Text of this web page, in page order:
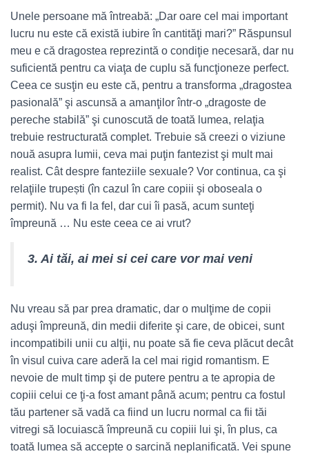
Unele persoane mă întreabă: „Dar oare cel mai important
lucru nu este că există iubire în cantităţi mari?” Răspunsul
meu e că dragostea reprezintă o condiţie necesară, dar nu
suficientă pentru ca viaţa de cuplu să funcţioneze perfect.
Ceea ce susţin eu este că, pentru a transforma „dragostea
pasională” şi ascunsă a amanţilor într-o „dragoste de
pereche stabilă” şi cunoscută de toată lumea, relaţia
trebuie restructurată complet. Trebuie să creezi o viziune
nouă asupra lumii, ceva mai puţin fantezist şi mult mai
realist. Cât despre fanteziile sexuale? Vor continua, ca şi
relaţiile trupești (în cazul în care copiii şi oboseala o
permit). Nu va fi la fel, dar cui îi pasă, acum sunteţi
împreună … Nu este ceea ce ai vrut?
3. Ai tăi, ai mei si cei care vor mai veni
Nu vreau să par prea dramatic, dar o mulţime de copii
aduşi împreună, din medii diferite şi care, de obicei, sunt
incompatibili unii cu alţii, nu poate să fie ceva plăcut decât
în visul cuiva care aderă la cel mai rigid romantism. E
nevoie de mult timp şi de putere pentru a te apropia de
copiii celui ce ţi-a fost amant până acum; pentru ca fostul
tău partener să vadă ca fiind un lucru normal ca fii tăi
vitregi să locuiască împreună cu copiii lui şi, în plus, ca
toată lumea să accepte o sarcină neplanificată. Vei spune